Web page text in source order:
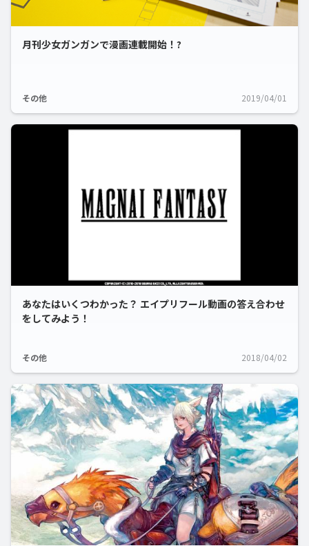
月刊少女ガンガンで漫画連載開始！?
その他 2019/04/01
あなたはいくつわかった？ エイプリフール動画の答え合わせ
をしてみよう！
その他 2018/04/02